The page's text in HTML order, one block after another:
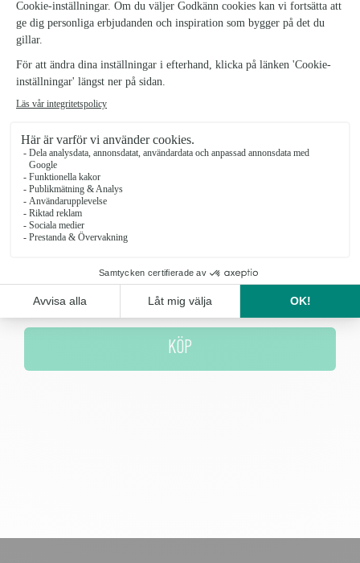
VITA ORCHIDÉKASSEN
Vita-Orchidekassen-_4
749 kr
Vita Orchidékassen
Antal
KÖP